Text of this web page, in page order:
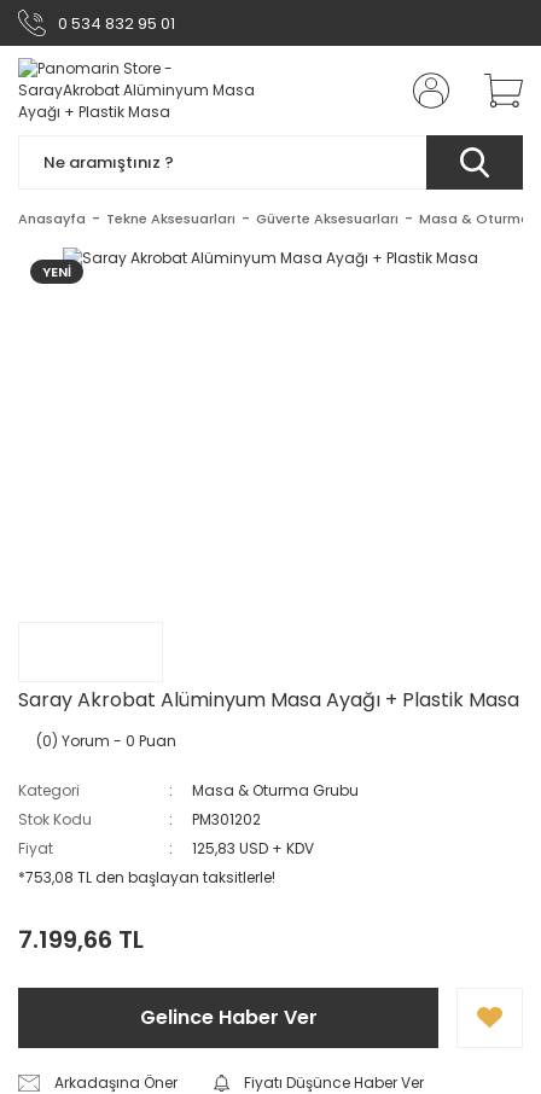
0 534 832 95 01
Anasayfa Tekne Aksesuarları Güverte Aksesuarları Masa & Oturma
YENİ
Saray Akrobat Alüminyum Masa Ayağı + Plastik Masa
(0) Yorum - 0 Puan
Kategori
Masa & Oturma Grubu
Stok Kodu
PM301202
Fiyat
125,83 USD + KDV
*753,08 TL den başlayan taksitlerle!
7.199,66 TL
Gelince Haber Ver
Arkadaşına Öner
Fiyatı Düşünce Haber Ver